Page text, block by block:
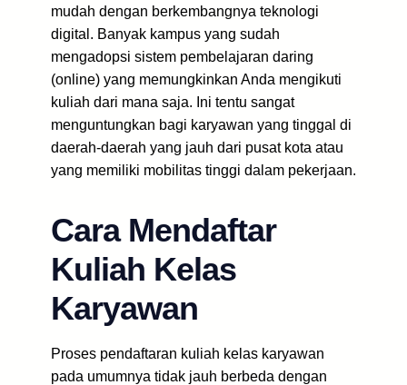
mudah dengan berkembangnya teknologi
digital. Banyak kampus yang sudah
mengadopsi sistem pembelajaran daring
(online) yang memungkinkan Anda mengikuti
kuliah dari mana saja. Ini tentu sangat
menguntungkan bagi karyawan yang tinggal di
daerah-daerah yang jauh dari pusat kota atau
yang memiliki mobilitas tinggi dalam pekerjaan.
Cara Mendaftar
Kuliah Kelas
Karyawan
Proses pendaftaran kuliah kelas karyawan
pada umumnya tidak jauh berbeda dengan